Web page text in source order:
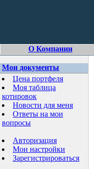
О Компании
Мои документы
Цена портфеля
Моя таблица
котировок
Новости для меня
Ответы на мои
вопросы
Авторизация
Мои настройки
Зарегистрироваться